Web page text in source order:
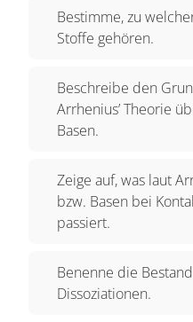
"Calciumhydroxid".
Mechanismus
beziehungsweise
auch die ätzende,
Vertreter beider
"dissociare",
Säuren und Basen
DISSOZIIEREN),
Arrhenius hatte vor
Bestimme, zu
Stoffe gehören.
Beschreibe den
Arrhenius’ Theorie
Basen.
Zeige auf, was laut
bzw. Basen bei
passiert.
Benenne die
Dissoziationen.